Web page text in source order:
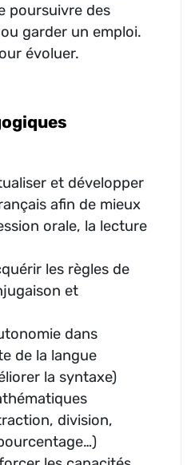
poursuivre des
garder un emploi.
évoluer.
et développer
afin de mieux
orale, la lecture
les règles de
et
dans
de la langue
la syntaxe)
division,